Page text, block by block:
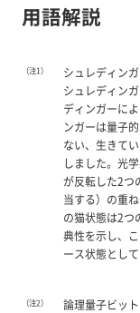
用語解説
（注1）
シュレディン
シュレディン
ディンガーに
ンガーは量子
ない、生きて
しました。光
が反転した2つ
当する）の重
の猫状態は2つ
典性を示し、
ース状態とし
（注2）
論理量子ビット